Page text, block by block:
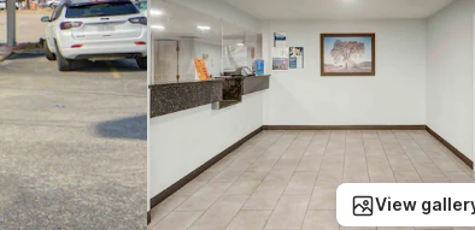
View